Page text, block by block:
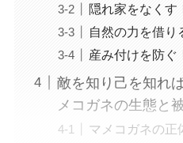
隠れ家をなくす
自然の力を借り
産み付けを防ぐ
敵を知り己を知れ
メコガネの生態と
マメコガネの正